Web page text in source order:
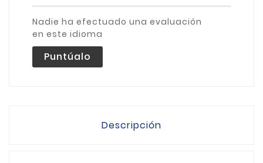
Nadie ha efectuado una evaluación
en este idioma
Puntúalo
Descripción